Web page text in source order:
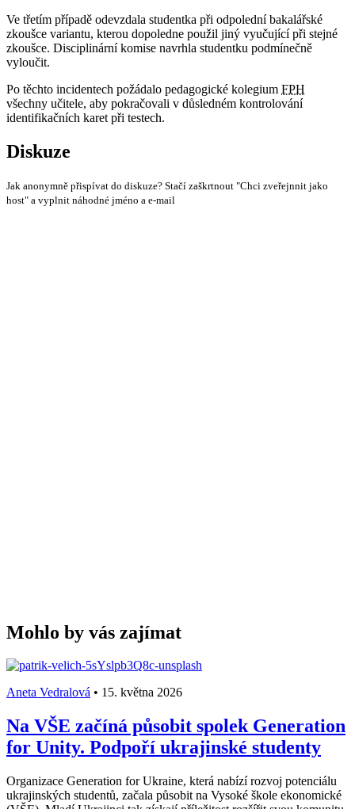
Ve třetím případě odevzdala studentka při odpolední bakalářské
zkoušce variantu, kterou dopoledne použil jiný vyučující při stejné
zkoušce. Disciplinární komise navrhla studentku podmínečně
vyloučit.
Po těchto incidentech požádalo pedagogické kolegium FPH
všechny učitele, aby pokračovali v důsledném kontrolování
identifikačních karet při testech.
Diskuze
Jak anonymně přispívat do diskuze? Stačí zaškrtnout "Chci zveřejnnit jako
host" a vyplnit náhodné jméno a e-mail
Mohlo by vás zajímat
Aneta Vedralová • 15. května 2026
Na VŠE začíná působit spolek Generation
for Unity. Podpoří ukrajinské studenty
Organizace Generation for Ukraine, která nabízí rozvoj potenciálu
ukrajinských studentů, začala působit na Vysoké škole ekonomické